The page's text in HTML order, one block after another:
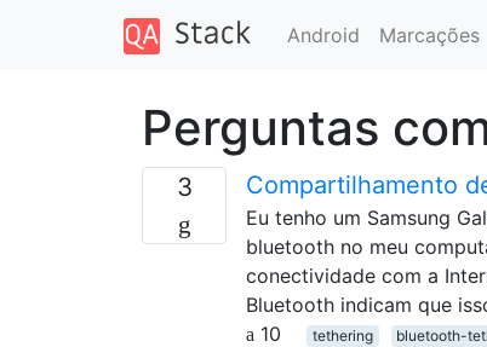
Android Marcações
Perguntas
3 Compartilhamento
Eu tenho um Samsung
bluetooth no meu
conectividade com a
Bluetooth indicam que
10
tethering bluetooth-